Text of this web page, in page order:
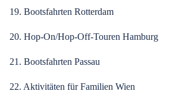
19. Bootsfahrten Rotterdam
20. Hop-On/Hop-Off-Touren Hamburg
21. Bootsfahrten Passau
22. Aktivitäten für Familien Wien